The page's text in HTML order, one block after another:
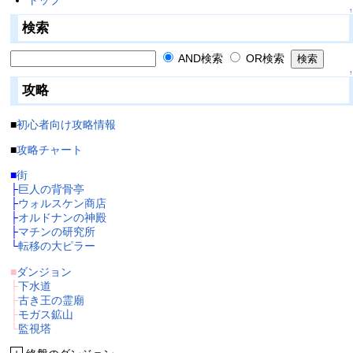
↑
検索
AND検索 OR検索
↑
攻略
■初心者向け攻略情報
■攻略チャート
■街
├巨人の背骨亭
├ウォルスケン商店
├オルドナンの神殿
├マチンの研究所
└転移の大ピラー
■ダンジョン
├下水道
├古き王の霊廟
├モガス鉱山
└監視塔